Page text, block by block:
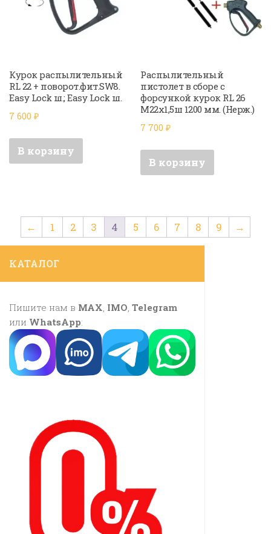
Курок распылительный
RL 22 + поворот.фит.SW8.
Easy Lock ш.; Easy Lock ш.
7 600 ₽
В корзину
Распылительный
пистолет в сборе с
форсункой курок RL 26
М22х1,5ш 1200 мм. (Нерж.)
7 700₽
В корзину
← 1 2 3 4 5 6 7 8 9 →
КАТАЛОГ
Пишите нам в MAX IMO Telegram
или WhatsApp: